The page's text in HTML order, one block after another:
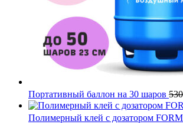
Портативный баллон на 30 шаров
Полимерный клей с дозатором